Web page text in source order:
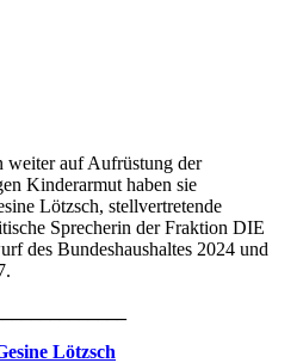
weiter auf Aufrüstung der
Kinderarmut haben sie
Lötzsch, stellvertretende
Sprecherin der Fraktion DIE
des Bundeshaushaltes 2024 und
Lötzsch